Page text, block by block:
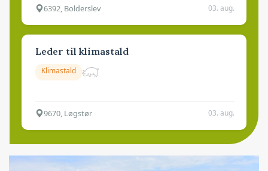
6392, Bolderslev 03. aug.
Leder til klimastald
Klimastald
9670, Løgstør 03. aug.